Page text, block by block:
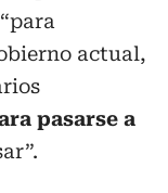
actual,
pasarse a